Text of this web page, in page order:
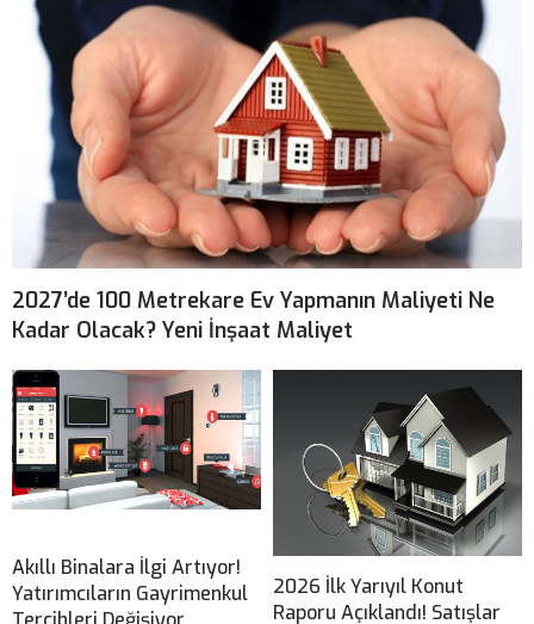
2027’de 100 Metrekare Ev Yapmanın Maliyeti Ne
Kadar Olacak? Yeni İnşaat Maliyet
Akıllı Binalara İlgi Artıyor!
Yatırımcıların Gayrimenkul
2026 İlk Yarıyıl Konut
Raporu Açıklandı! Satışlar